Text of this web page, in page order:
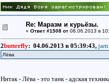
Re: Маразм и курьёзы.
« Ответ #1508 от08.06.2013 в
2butterfly: 04.06.2013 в 05:39:43,
Лёва
Нитак - Лёва - это танк - адская